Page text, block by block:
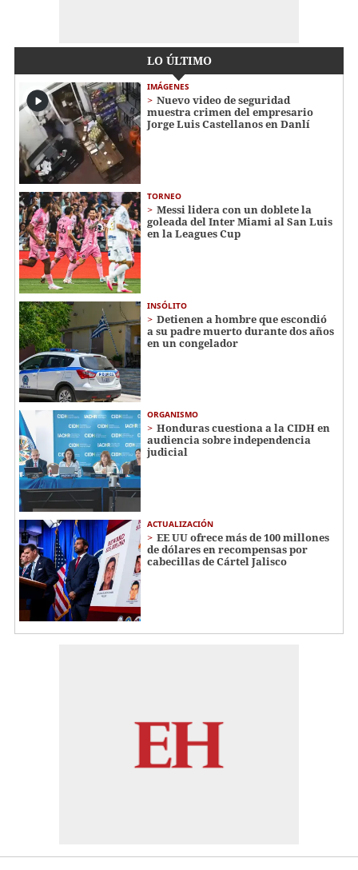
LO ÚLTIMO
IMÁGENES
Nuevo video de seguridad
muestra crimen del empresario
Jorge Luis Castellanos en Danlí
TORNEO
Messi lidera con un doblete la
goleada del Inter Miami al San Luis
en la Leagues Cup
INSÓLITO
Detienen a hombre que escondió
a su padre muerto durante dos años
en un congelador
ORGANISMO
Honduras cuestiona a la CIDH en
audiencia sobre independencia
judicial
ACTUALIZACIÓN
EE UU ofrece más de 100 millones
de dólares en recompensas por
cabecillas de Cártel Jalisco